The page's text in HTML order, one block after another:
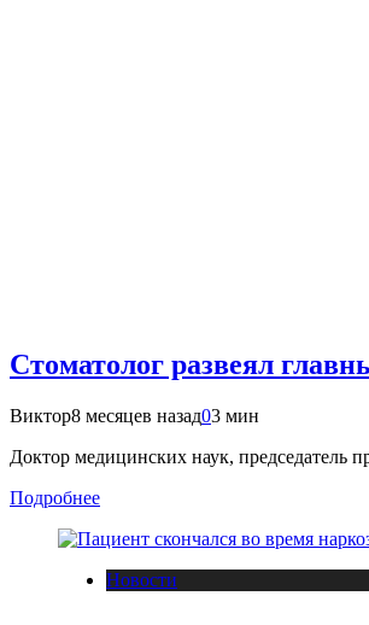
Стоматолог развеял
Виктор8 месяцев назад03 мин
Доктор медицинских наук, председатель
Подробнее
Новости